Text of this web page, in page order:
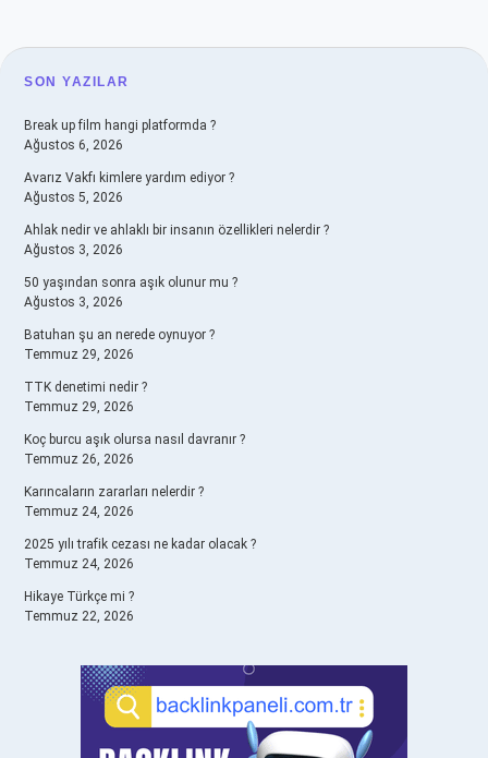
SIDEBAR
SON YAZILAR
Break up film hangi platformda ?
Ağustos 6, 2026
Avarız Vakfı kimlere yardım ediyor ?
Ağustos 5, 2026
Ahlak nedir ve ahlaklı bir insanın özellikleri nelerdir ?
Ağustos 3, 2026
50 yaşından sonra aşık olunur mu ?
Ağustos 3, 2026
Batuhan şu an nerede oynuyor ?
Temmuz 29, 2026
TTK denetimi nedir ?
Temmuz 29, 2026
Koç burcu aşık olursa nasıl davranır ?
Temmuz 26, 2026
Karıncaların zararları nelerdir ?
Temmuz 24, 2026
2025 yılı trafik cezası ne kadar olacak ?
Temmuz 24, 2026
Hikaye Türkçe mi ?
Temmuz 22, 2026